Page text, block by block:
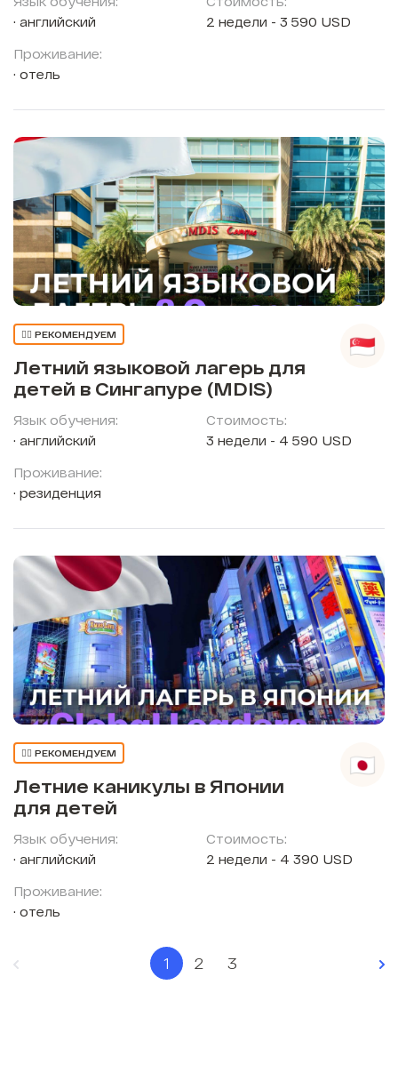
английский
Проживание:
отель
2 недели - 3 590 USD
👍🏼 РЕКОМЕНДУЕМ
Летний языковой лагерь для
детей в Сингапуре (MDIS)
Язык обучения:
английский
Проживание:
резиденция
Стоимость:
3 недели - 4 590 USD
👍🏼 РЕКОМЕНДУЕМ
Летние каникулы в Японии
для детей
Язык обучения:
английский
Проживание:
отель
Стоимость:
2 недели - 4 390 USD
1 2 3